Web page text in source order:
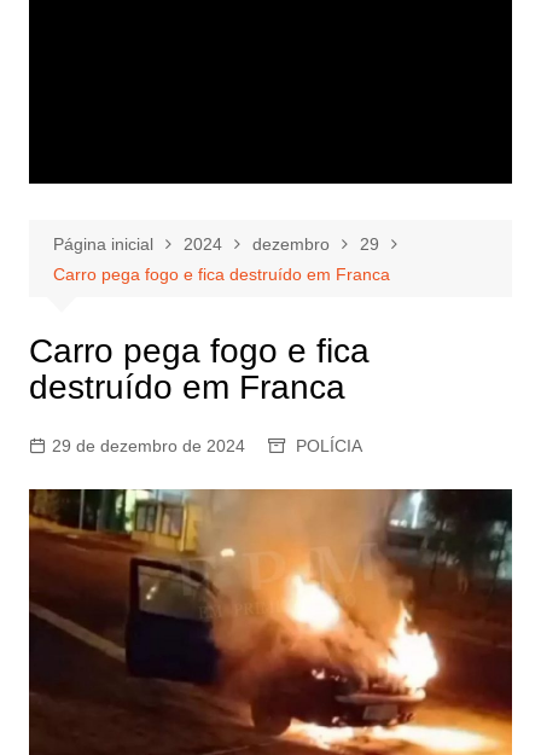
Página inicial 2024 dezembro
29
Carro pega fogo e fica destruído em Franca
Carro pega fogo e fica
destruído em Franca
29 de dezembro de 2024 POLÍCIA